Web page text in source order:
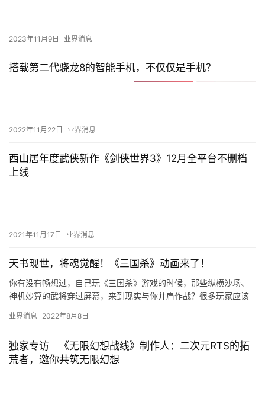
2023年11月9日 业界消息
搭载第二代骁龙8的智能手机，不仅仅是手机？
2022年11月22日 业界消息
西山居年度武侠新作《剑侠世界3》12月全平台不删档
上线
2021年11月17日 业界消息
天书现世，将魂觉醒！《三国杀》动画来了！
你有没有畅想过，自己玩《三国杀》游戏的时候，那些纵横沙场、
神机妙算的武将穿过屏幕，来到现实与你并肩作战？很多玩家应该
小…
业界消息 2022年8月8日
独家专访｜《无限幻想战线》制作人：二次元RTS的拓
荒者，邀你共筑无限幻想